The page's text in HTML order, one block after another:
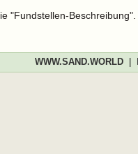
"Fundstellen-
WWW.SAND.WORLD|